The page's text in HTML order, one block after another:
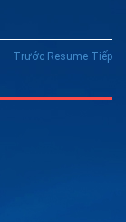
Trước Resume Tiếp